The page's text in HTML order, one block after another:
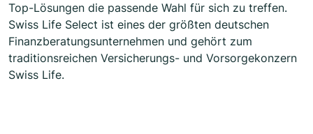
Top-Lösungen die passende Wahl für sich zu treffen.
Swiss Life Select ist eines der größten deutschen
Finanzberatungsunternehmen und gehört zum
traditionsreichen Versicherungs- und Vorsorgekonzern
Swiss Life.